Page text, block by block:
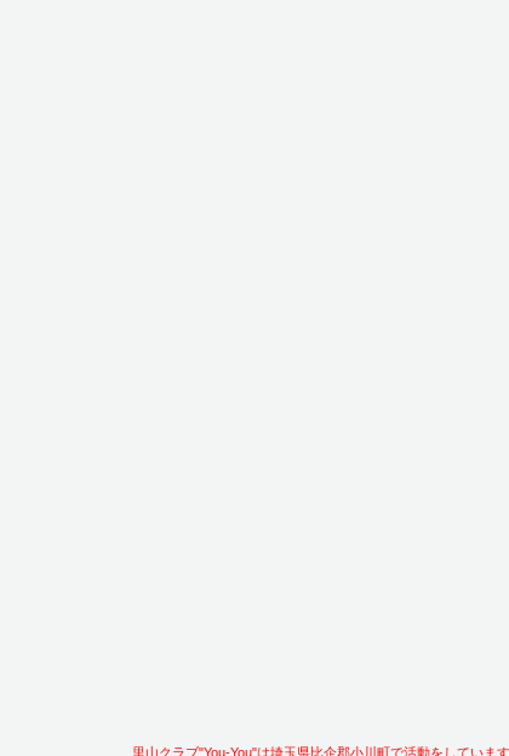
里山クラブ"You-You"は埼玉県比企郡小川町で活動をしています